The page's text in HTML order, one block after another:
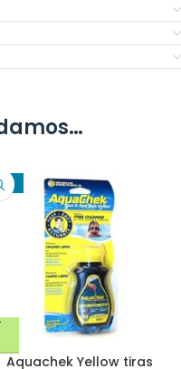
Aquachek Yellow tiras